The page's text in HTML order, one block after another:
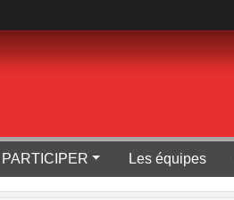
PARTICIPER Les équipes